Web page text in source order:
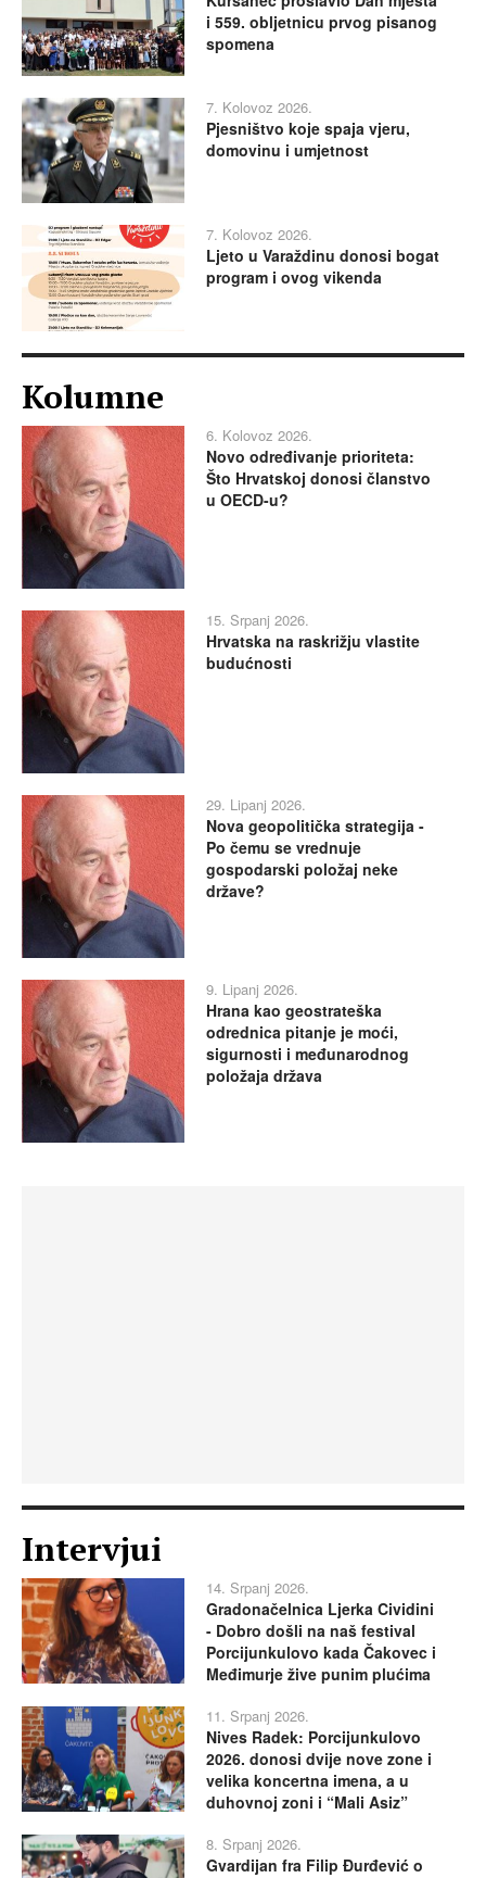
i 559. obljetnicu prvog pisanog
spomena
7. Kolovoz 2026.
Pjesništvo koje spaja vjeru,
domovinu i umjetnost
7. Kolovoz 2026.
Ljeto u Varaždinu donosi bogat
program i ovog vikenda
Kolumne
6. Kolovoz 2026.
Novo određivanje prioriteta:
Što Hrvatskoj donosi članstvo
u OECD-u?
15. Srpanj 2026.
Hrvatska na raskrižju vlastite
budućnosti
29. Lipanj 2026.
Nova geopolitička strategija -
Po čemu se vrednuje
gospodarski položaj neke
države?
9. Lipanj 2026.
Hrana kao geostrateška
odrednica pitanje je moći,
sigurnosti i međunarodnog
položaja država
Intervjui
14. Srpanj 2026.
Gradonačelnica Ljerka Cividini
- Dobro došli na naš festival
Porcijunkulovo kada Čakovec i
Međimurje žive punim plućima
11. Srpanj 2026.
Nives Radek: Porcijunkulovo
2026. donosi dvije nove zone i
velika koncertna imena, a u
duhovnoj zoni i “Mali Asiz”
8. Srpanj 2026.
Gvardijan fra Filip Đurđević o